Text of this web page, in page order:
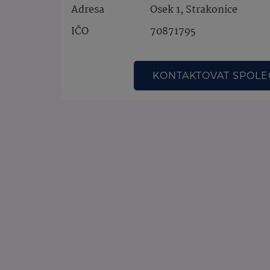
Adresa
Osek 1, Strakonice
IČO
70871795
KONTAKTOVAT